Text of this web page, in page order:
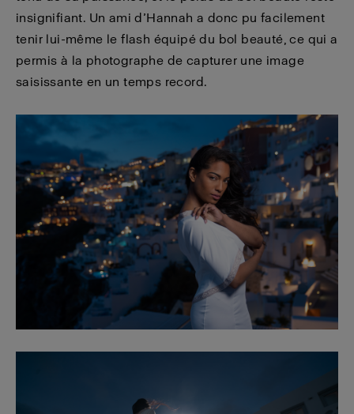
insignifiant. Un ami d’Hannah a donc pu facilement
tenir lui-même le flash équipé du bol beauté, ce qui a
permis à la photographe de capturer une image
saisissante en un temps record.